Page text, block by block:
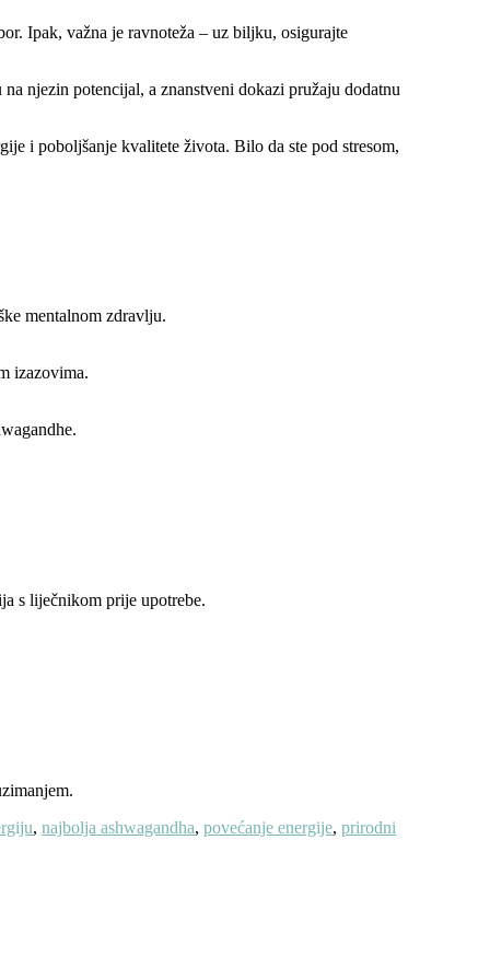
Ipak, važna je ravnoteža – uz biljku, osigurajte
njezin potencijal, a znanstveni dokazi pružaju dodatnu
i poboljšanje kvalitete života. Bilo da ste pod stresom,
mentalnom zdravlju.
izazovima.
s liječnikom prije upotrebe.
,najbolja ashwagandha,povećanje energije,prirodni